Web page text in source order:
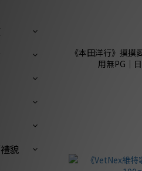
貌
《本田洋行》摸
用無PG｜